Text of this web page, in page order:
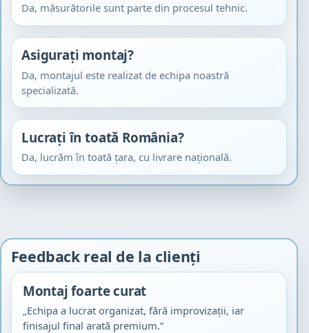
Da, măsurătorile sunt parte din procesul tehnic.
Asigurați montaj?
Da, montajul este realizat de echipa noastră
specializată.
Lucrați în toată România?
Da, lucrăm în toată țara, cu livrare națională.
Feedback real de la clienți
Montaj foarte curat
„Echipa a lucrat organizat, fără improvizații, iar
finisajul final arată premium.”